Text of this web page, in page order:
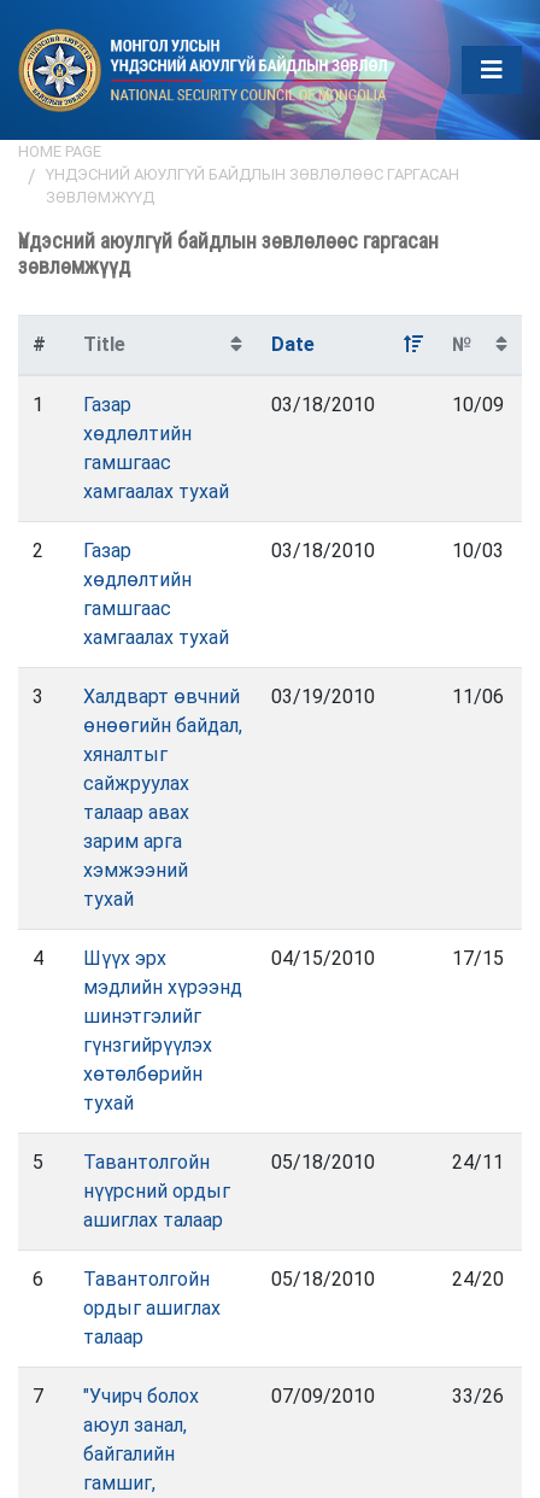
HOME PAGE
ҮНДЭСНИЙ АЮУЛГҮЙ БАЙДЛЫН ЗӨВЛӨЛӨӨС ГАРГАСАН
ЗӨВЛӨМЖҮҮД
Үндэсний аюулгүй байдлын зөвлөлөөс гаргасан
зөвлөмжүүд
# Title Date №
1
Газар
хөдлөлтийн
гамшгаас
хамгаалах тухай
03/18/2010 10/09
2
Газар
хөдлөлтийн
гамшгаас
хамгаалах тухай
03/18/2010 10/03
3
Халдварт өвчний
өнөөгийн байдал,
хяналтыг
сайжруулах
талаар авах
зарим арга
хэмжээний
тухай
03/19/2010 11/06
4
Шүүх эрх
мэдлийн хүрээнд
шинэтгэлийг
гүнзгийрүүлэх
хөтөлбөрийн
тухай
04/15/2010 17/15
5
Тавантолгойн
нүүрсний ордыг
ашиглах талаар
05/18/2010 24/11
6
Тавантолгойн
ордыг ашиглах
талаар
05/18/2010 24/20
7
"Учирч болох
аюул занал,
байгалийн
гамшиг,
07/09/2010 33/26